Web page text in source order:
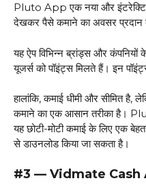
Pluto App एक नया और इंटरेक्टिव
देखकर पैसे कमाने का अवसर प्रदान
यह ऐप विभिन्न ब्रांड्स और कंपनियों के
यूजर्स को पॉइंट्स मिलते हैं। इन
हालांकि, कमाई धीमी और सीमित है,
कमाने का एक आसान तरीका है।
यह छोटी-मोटी कमाई के लिए एक
से डाउनलोड किया जा सकता है।
#3 — Vidmate Cash